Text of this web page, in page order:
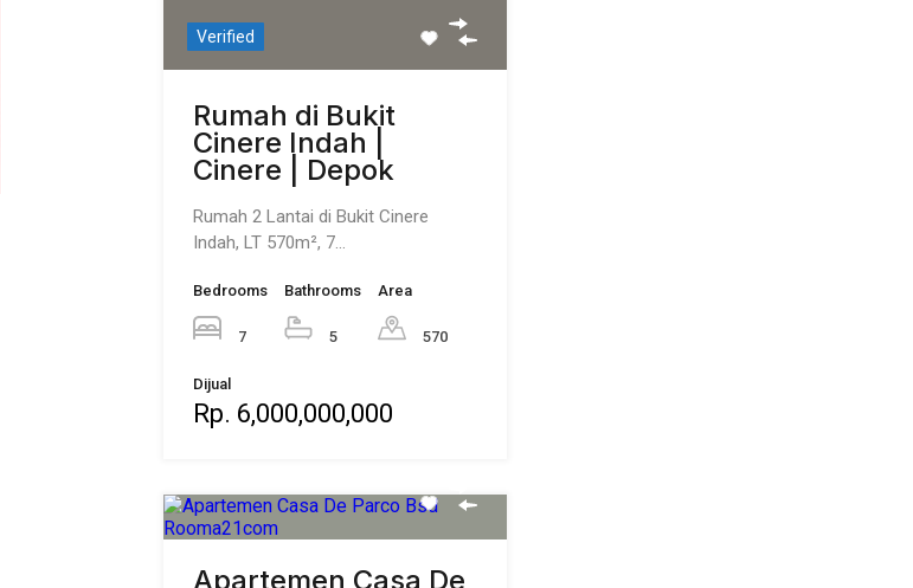
Indah, LT 570m², 7…
Bedrooms
7
Bathrooms
5
Area
Dijual
Rp. 6,000,000,000
Parco | BSD City |
Tangerang Selatan
1Br Full Furnish Tower…
Bedrooms Bathrooms